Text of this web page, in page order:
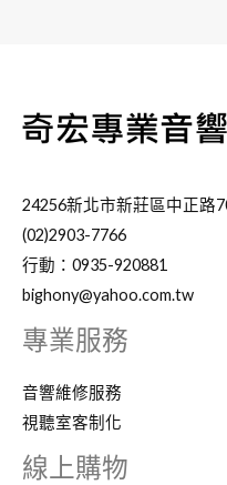
24256新北市新莊區中正路
(02)2903-7766
行動：0935-920881
bighony@yahoo.com.tw
專業服務
音響維修服務
視聽室客制化
線上購物